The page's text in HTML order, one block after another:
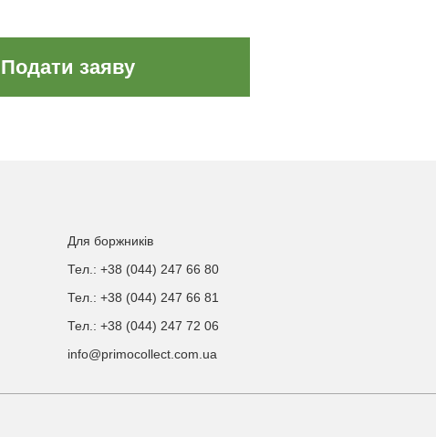
Подати заяву
Для боржників
Тел.: +38 (044) 247 66 80
Тел.: +38 (044) 247 66 81
Тел.: +38 (044) 247 72 06
info@primocollect.com.ua